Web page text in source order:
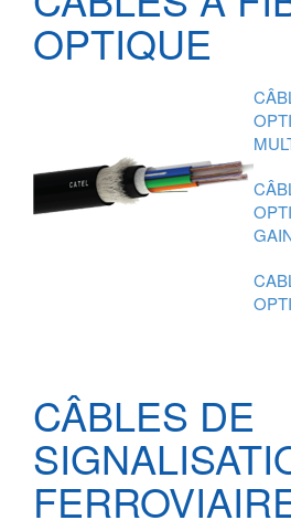
OPTIQUE
CÂBLES DE